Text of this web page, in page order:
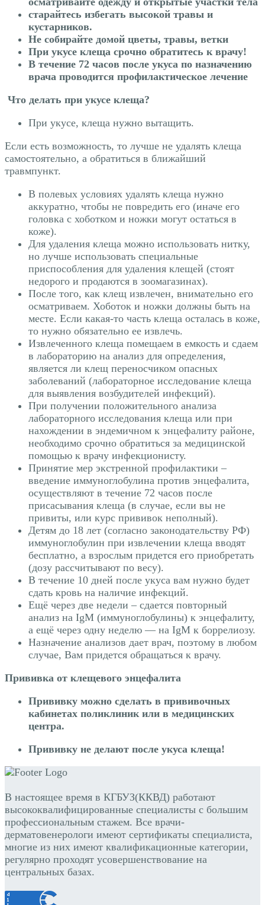
старайтесь избегать высокой травы и
кустарников.
Не собирайте домой цветы, травы, ветки
При укусе клеща срочно обратитесь к врачу!
В течение 72 часов после укуса по назначению
врача проводится профилактическое лечение
Что делать при укусе клеща?
При укусе, клеща нужно вытащить.
Если есть возможность, то лучше не удалять клеща
самостоятельно, а обратиться в ближайший
травмпункт.
В полевых условиях удалять клеща нужно
аккуратно, чтобы не повредить его (иначе его
головка с хоботком и ножки могут остаться в
коже).
Для удаления клеща можно использовать нитку,
но лучше использовать специальные
приспособления для удаления клещей (стоят
недорого и продаются в зоомагазинах).
После того, как клещ извлечен, внимательно его
осматриваем. Хоботок и ножки должны быть на
месте. Если какая-то часть клеща осталась в коже,
то нужно обязательно ее извлечь.
Извлеченного клеща помещаем в емкость и сдаем
в лабораторию на анализ для определения,
является ли клещ переносчиком опасных
заболеваний (лабораторное исследование клеща
для выявления возбудителей инфекций).
При получении положительного анализа
лабораторного исследования клеща или при
нахождении в эндемичном к энцефалиту районе,
необходимо срочно обратиться за медицинской
помощью к врачу инфекционисту.
Принятие мер экстренной профилактики –
введение иммуноглобулина против энцефалита,
осуществляют в течение 72 часов после
присасывания клеща (в случае, если вы не
привиты, или курс прививок неполный).
Детям до 18 лет (согласно законодательству РФ)
иммуноглобулин при извлечении клеща вводят
бесплатно, а взрослым придется его приобретать
(дозу рассчитывают по весу).
В течение 10 дней после укуса вам нужно будет
сдать кровь на наличие инфекций.
Ещё через две недели – сдается повторный
анализ на IgM (иммуноглобулины) к энцефалиту,
а ещё через одну неделю — на IgM к боррелиозу.
Назначение анализов дает врач, поэтому в любом
случае, Вам придется обращаться к врачу.
Прививка от клещевого энцефалита
Прививку можно сделать в прививочных
кабинетах поликлиник или в медицинских
центра.
Прививку не делают после укуса клеща!
В настоящее время в КГБУЗ(ККВД) работают
высококвалифицированные специалисты с большим
профессиональным стажем. Все врачи-
дерматовенерологи имеют сертификаты специалиста,
многие из них имеют квалификационные категории,
регулярно проходят усовершенствование на
центральных базах.